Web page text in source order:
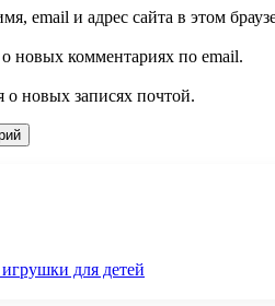
email и адрес сайта в этом
новых комментариях по email.
о новых записях почтой.
для детей